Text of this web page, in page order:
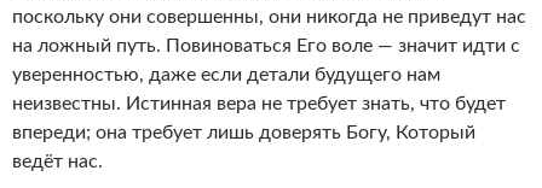
поскольку они совершенны, они никогда не приведут нас
на ложный путь. Повиноваться Его воле — значит идти с
уверенностью, даже если детали будущего нам
неизвестны. Истинная вера не требует знать, что будет
впереди; она требует лишь доверять Богу, Который
ведёт нас.